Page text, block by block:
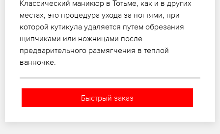
Классический маникюр в Тотьме, как и в других
местах, это процедура ухода за ногтями, при
которой кутикула удаляется путем обрезания
щипчиками или ножницами после
предварительного размягчения в теплой
ванночке.
Быстрый заказ